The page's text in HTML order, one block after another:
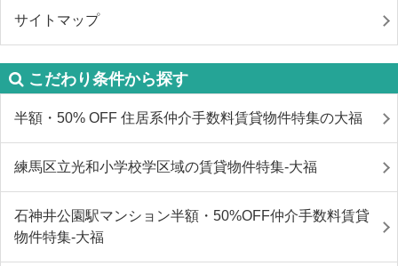
サイトマップ
こだわり条件から探す
半額・50% OFF 住居系仲介手数料賃貸物件特集の大福
練馬区立光和小学校学区域の賃貸物件特集-大福
石神井公園駅マンション半額・50%OFF仲介手数料賃貸
物件特集-大福